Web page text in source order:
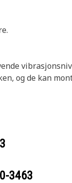
og de kan
3463